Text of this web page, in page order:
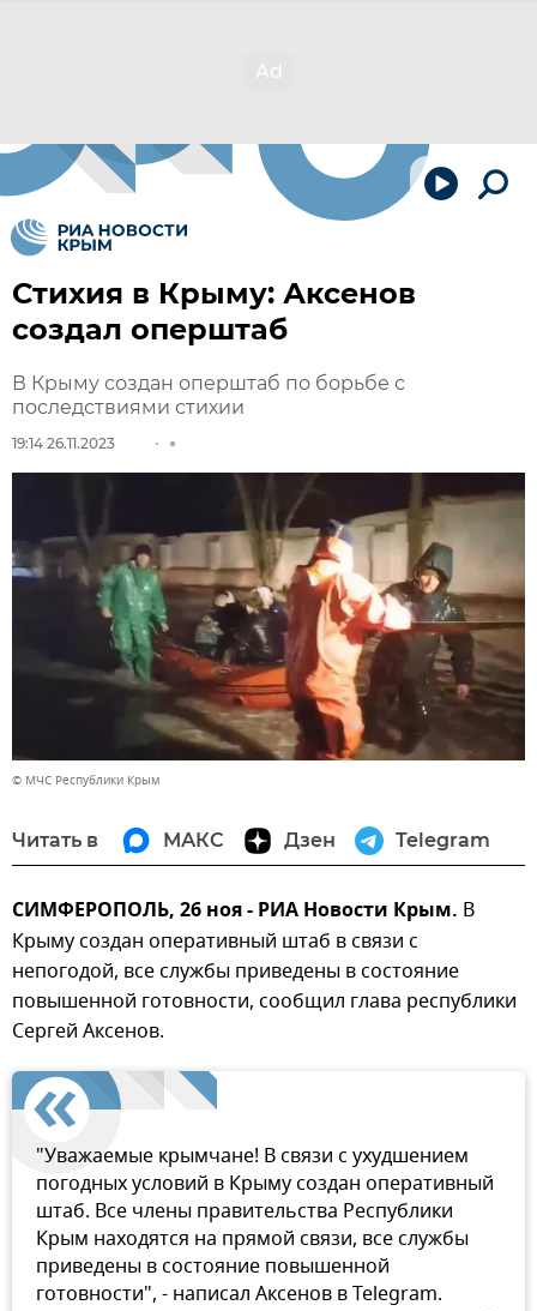
Стихия в Крыму: Аксенов
создал оперштаб
В Крыму создан оперштаб по борьбе с
последствиями стихии
19:14 26.11.2023
© МЧС Республики Крым
Читать в МАКС Дзен Telegram
СИМФЕРОПОЛЬ, 26 ноя - РИА Новости Крым. В
Крыму создан оперативный штаб в связи с
непогодой, все службы приведены в состояние
повышенной готовности, сообщил глава республики
Сергей Аксенов.
"Уважаемые крымчане! В связи с ухудшением
погодных условий в Крыму создан оперативный
штаб. Все члены правительства Республики
Крым находятся на прямой связи, все службы
приведены в состояние повышенной
готовности", - написал Аксенов в Telegram.